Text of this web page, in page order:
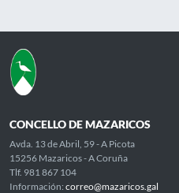
CONCELLO DE MAZARICOS
Avda. 13 de Abril, 59 - A Picota
15256 Mazaricos - A Coruña
Tlf. 981 867 104
Información: correo@mazaricos.gal